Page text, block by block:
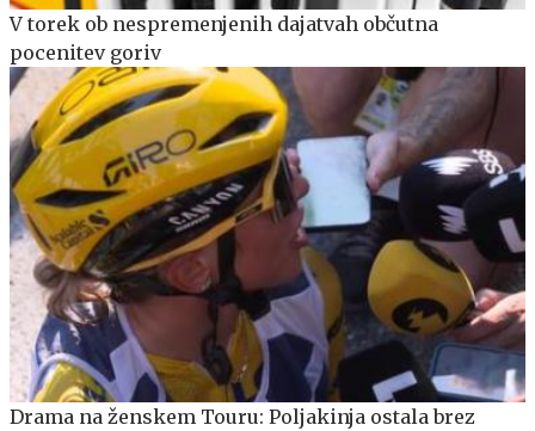
V torek ob nespremenjenih dajatvah občutna
pocenitev goriv
Drama na ženskem Touru: Poljakinja ostala brez